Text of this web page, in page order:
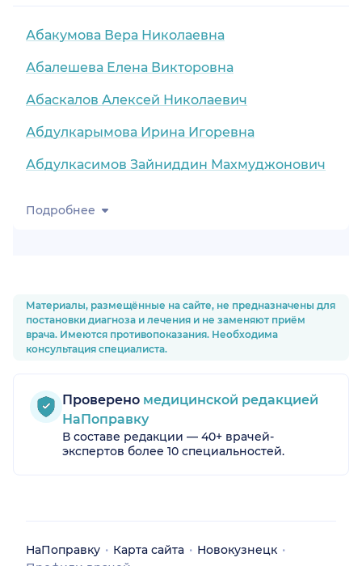
Абакумова Вера Николаевна
Абалешева Елена Викторовна
Абаскалов Алексей Николаевич
Абдулкарымова Ирина Игоревна
Абдулкасимов Зайниддин Махмуджонович
Подробнее
Материалы, размещённые на сайте, не предназначены для
постановки диагноза и лечения и не заменяют приём
врача. Имеются противопоказания. Необходима
консультация специалиста.
Проверено медицинской редакцией
НаПоправку
В составе редакции — 40+ врачей-
экспертов более 10 специальностей.
НаПоправку Карта сайта
Новокузнецк